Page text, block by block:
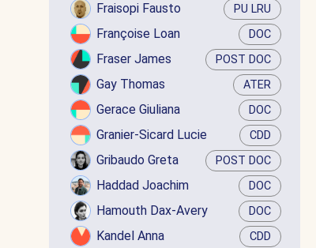
Fraisopi Fausto PU LRU
Françoise Loan DOC
Fraser James POST DOC
Gay Thomas ATER
Gerace Giuliana DOC
Granier-Sicard Lucie CDD
Gribaudo Greta POST DOC
Haddad Joachim DOC
Hamouth Dax-Avery DOC
Kandel Anna CDD